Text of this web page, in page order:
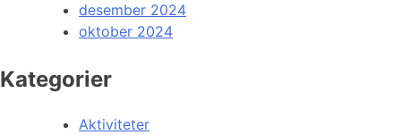
desember 2024
oktober 2024
Kategorier
Aktiviteter